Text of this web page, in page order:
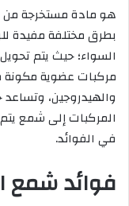
هو مادة مستخرجة من
بطرق مختلفة مفيدة
السواء؛ حيث يتم
مركبات عضوية مكونة
والهيدروجين،
المركبات إلى شمع
في الفوائد.
فوائد شمع